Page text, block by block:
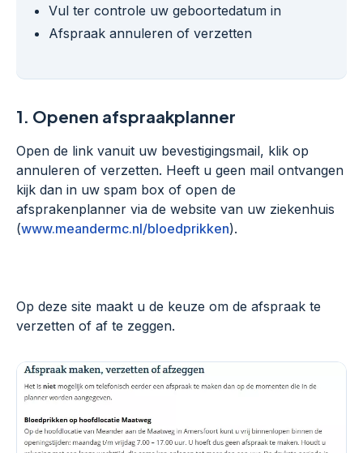
Vul ter controle uw geboortedatum in
Afspraak annuleren of verzetten
1. Openen afspraakplanner
Open de link vanuit uw bevestigingsmail, klik op
annuleren of verzetten. Heeft u geen mail ontvangen
kijk dan in uw spam box of open de
afsprakenplanner via de website van uw ziekenhuis
(www.meandermc.nl/bloedprikken).
Op deze site maakt u de keuze om de afspraak te
verzetten of af te zeggen.